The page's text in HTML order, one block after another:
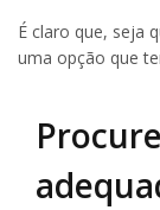
É claro que, seja
uma opção que